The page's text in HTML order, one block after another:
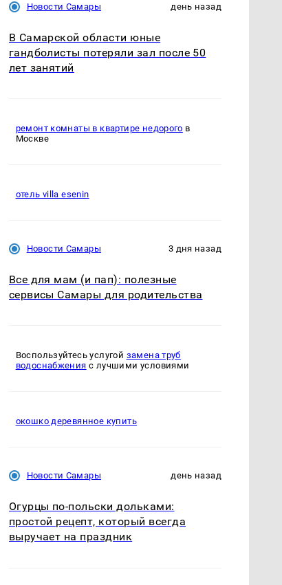
Новости Самары день назад
В Самарской области юные
гандболисты потеряли зал после 50
лет занятий
ремонт комнаты в квартире недорого в
Москве
отель villa esenin
Новости Самары 3 дня назад
Все для мам (и пап): полезные
сервисы Самары для родительства
Воспользуйтесь услугой замена труб
водоснабжения с лучшими условиями
окошко деревянное купить
Новости Самары день назад
Огурцы по‑польски дольками:
простой рецепт, который всегда
выручает на праздник